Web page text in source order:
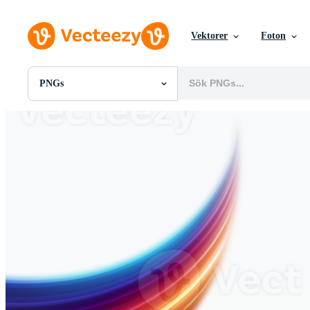
Vektorer Foton
PNGs
Alla Bilder
Redaktionella Evenemang